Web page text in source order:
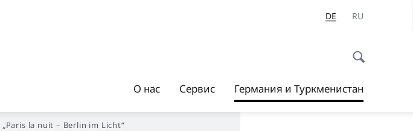
DE RU
О нас Сервис Германия и Туркменистан
„Paris la nuit – Berlin im Licht“